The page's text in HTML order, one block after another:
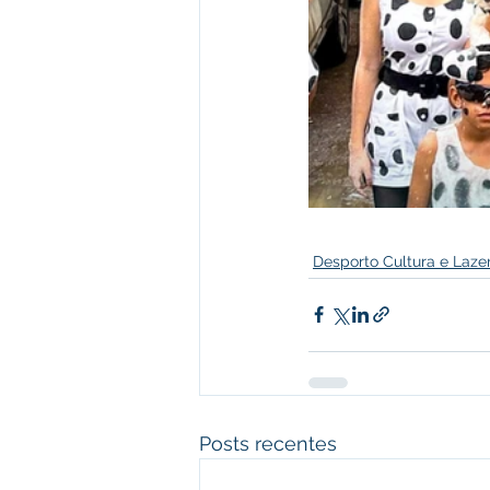
Desporto Cultura e
Posts recentes